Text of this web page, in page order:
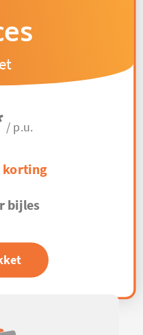
/ p.u.
korting
bijles